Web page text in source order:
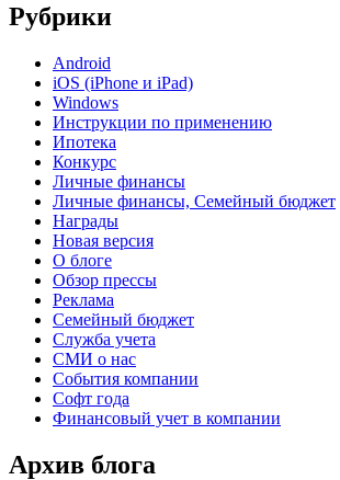
Рубрики
Android
iOS (iPhone и iPad)
Windows
Инструкции по применению
Ипотека
Конкурс
Личные финансы
Личные финансы, Семейный бюджет
Награды
Новая версия
О блоге
Обзор прессы
Реклама
Семейный бюджет
Служба учета
СМИ о нас
События компании
Софт года
Финансовый учет в компании
Архив блога